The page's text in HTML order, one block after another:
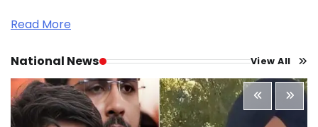
Read More
National News View All